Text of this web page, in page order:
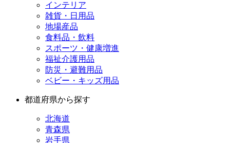
インテリア
雑貨・日用品
地場産品
食料品・飲料
スポーツ・健康増進
福祉介護用品
防災・避難用品
ベビー・キッズ用品
都道府県から探す
北海道
青森県
岩手県